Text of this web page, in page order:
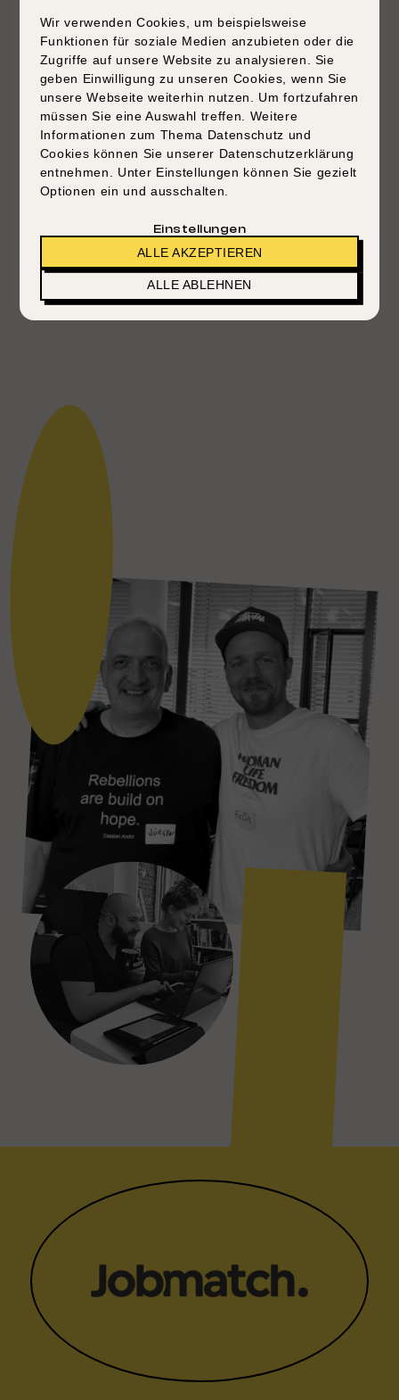
Wir verwenden Cookies, um beispielsweise
Funktionen für soziale Medien anzubieten oder die
Zugriffe auf unsere Website zu analysieren. Sie
geben Einwilligung zu unseren Cookies, wenn Sie
unsere Webseite weiterhin nutzen. Um fortzufahren
müssen Sie eine Auswahl treffen. Weitere
Informationen zum Thema Datenschutz und
Cookies können Sie unserer Datenschutzerklärung
entnehmen. Unter Einstellungen können Sie gezielt
Optionen ein und ausschalten.
Einstellungen
ALLE ABLEHNEN
ALLE AKZEPTIEREN